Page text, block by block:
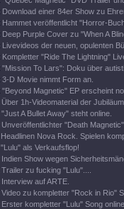
Download einer 84er Show zu
Hammet veröffentlicht "Horror-
Deep Purple Cover zu "When A
Livevideos der neuen, opulenten
Kompletter "Ride The Lightning"
"Mission To Lars": Doku über
3-D Movie nimmt Form an.
"Beyond Magnetic" EP erscheint
Über 1h-Videomaterial der
"Just A Bullet Away" steht online.
Unveröffentlichter "Death
Headlinen Nova Rock. Spielen
"Lulu" als Verkaufsflop!
Indien Show wegen
Trailer zu fucking "Lulu"....
Interview auf ARTE.
Video zu kompletter "Rock in Rio"
Erster kompletter "Lulu" Song